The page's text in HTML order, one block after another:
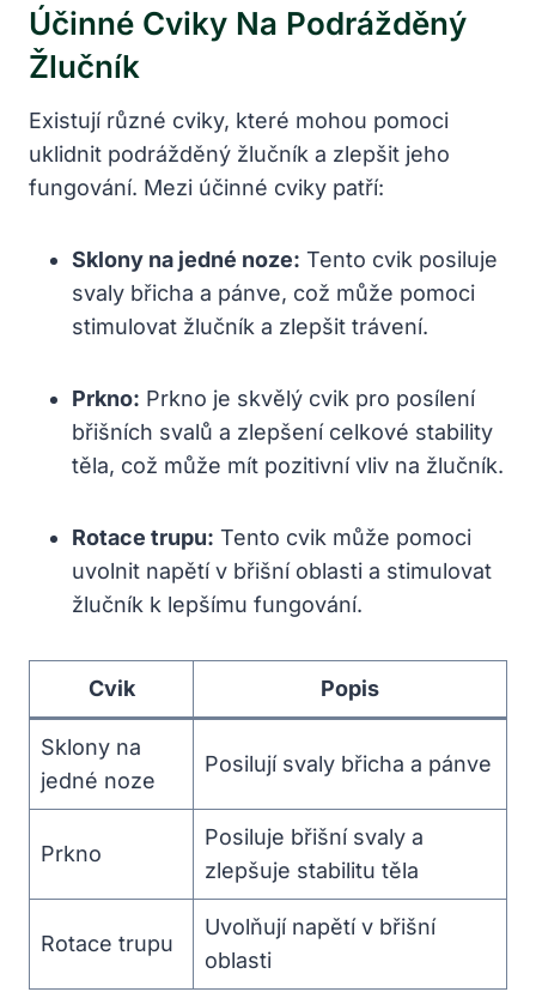
Účinné Cviky Na Podrážděný
Žlučník
Existují různé cviky, které mohou pomoci
uklidnit podrážděný žlučník a zlepšit jeho
fungování. Mezi účinné cviky patří:
Sklony na jedné noze: Tento cvik posiluje
svaly břicha a pánve, což může pomoci
stimulovat žlučník a zlepšit trávení.
Prkno: Prkno je skvělý cvik pro posílení
břišních svalů a zlepšení celkové stability
těla, což může mít pozitivní vliv na žlučník.
Rotace trupu: Tento cvik může pomoci
uvolnit napětí v břišní oblasti a stimulovat
žlučník k lepšímu fungování.
Cvik Popis
Sklony na
jedné noze
Posilují svaly břicha a pánve
Prkno
Posiluje břišní svaly a
zlepšuje stabilitu těla
Rotace trupu
Uvolňují napětí v břišní
oblasti